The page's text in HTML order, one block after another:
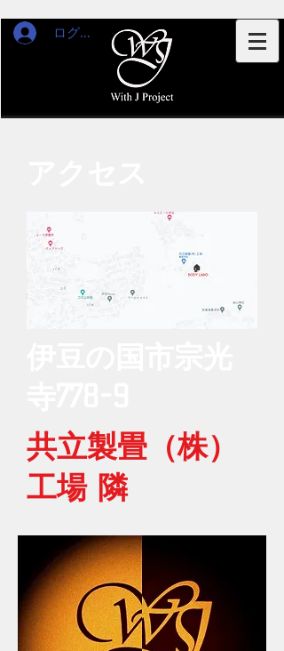
ログイン
🏠
​共立製畳（株）
工場 隣